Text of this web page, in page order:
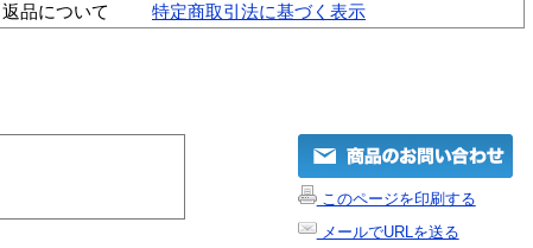
返品について
特定商取引法に基づく表示
このページを印刷する
メールでURLを送る